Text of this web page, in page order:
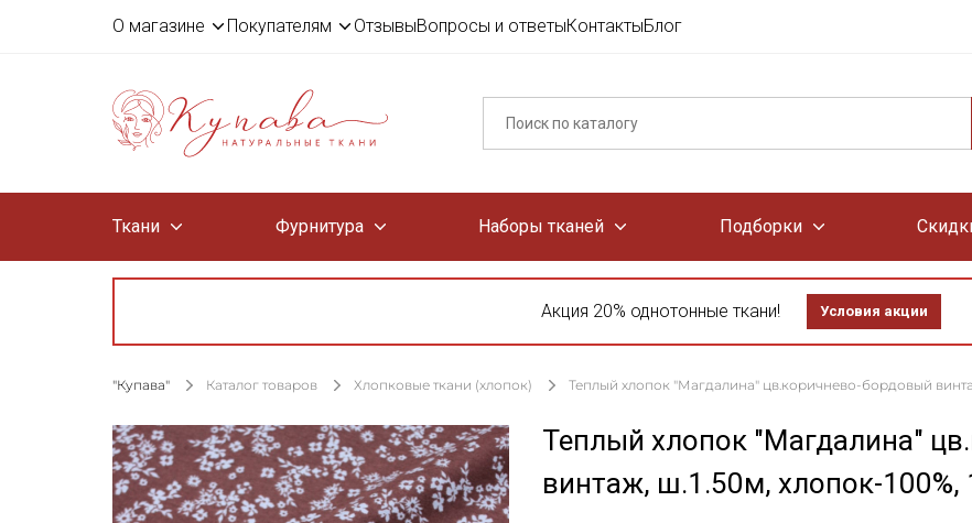
О магазине Покупателям ОтзывыВопросы и ответыКонтактыБлог
Ткани Фурнитура Наборы тканей Подборки
Акция 20% однотонные ткани! Условия акции
"Купава" Каталог товаров Хлопковые ткани (хлопок) Теплый хлопок "Магдалина" цв.коричнево-бордовый
Теплый хлопок "Магдалина"
винтаж, ш.1.50м, хлопок-100%,